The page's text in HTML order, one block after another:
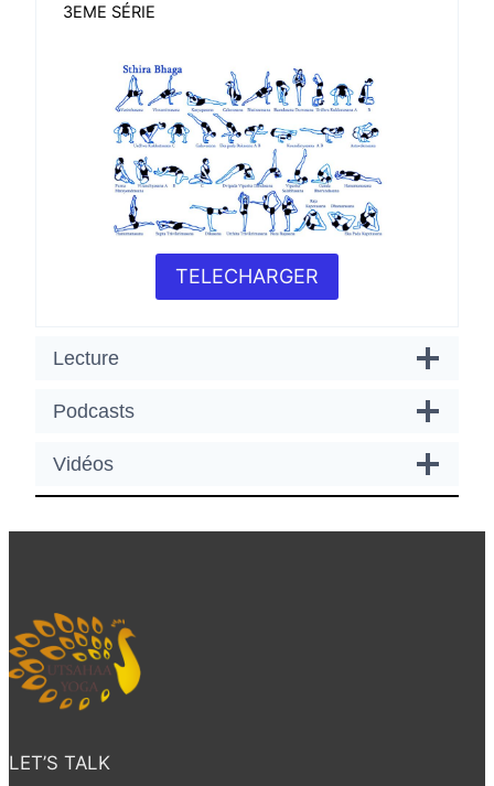
3EME SÉRIE
TELECHARGER
Lecture
Podcasts
Vidéos
LET’S TALK